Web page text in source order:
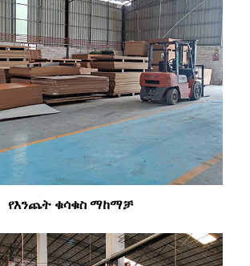
የእንጨት ቁሳቁስ ማከማቻ